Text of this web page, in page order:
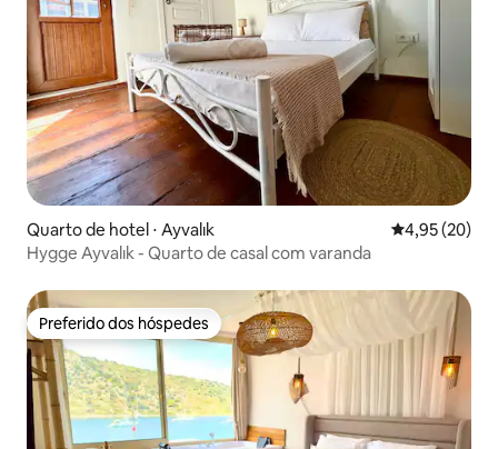
Quarto de hotel ⋅ Ayvalık 4,95 de uma
4,95 (20)
Hygge Ayvalık - Quarto de casal com varanda
Preferido dos hóspedes
Preferido dos hóspedes